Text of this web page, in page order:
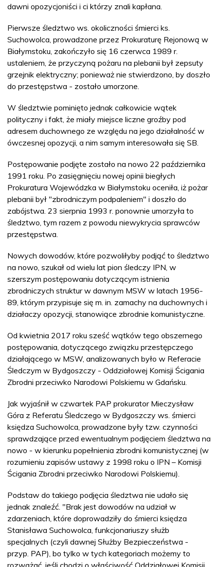
dawni opozycjoniści i ci którzy znali kapłana.
Pierwsze śledztwo ws. okoliczności śmierci ks.
Suchowolca, prowadzone przez Prokuraturę Rejonową w
Białymstoku, zakończyło się 16 czerwca 1989 r.
ustaleniem, że przyczyną pożaru na plebanii był zepsuty
grzejnik elektryczny; ponieważ nie stwierdzono, by doszło
do przestępstwa - zostało umorzone.
W śledztwie pominięto jednak całkowicie wątek
polityczny i fakt, że miały miejsce liczne groźby pod
adresem duchownego ze względu na jego działalność w
ówczesnej opozycji, a nim samym interesowała się SB.
Postępowanie podjęte zostało na nowo 22 października
1991 roku. Po zasięgnięciu nowej opinii biegłych
Prokuratura Wojewódzka w Białymstoku oceniła, iż pożar
plebanii był "zbrodniczym podpaleniem" i doszło do
zabójstwa. 23 sierpnia 1993 r. ponownie umorzyła to
śledztwo, tym razem z powodu niewykrycia sprawców
przestępstwa.
Nowych dowodów, które pozwoliłyby podjąć to śledztwo
na nowo, szukał od wielu lat pion śledczy IPN, w
szerszym postępowaniu dotyczącym istnienia
zbrodniczych struktur w dawnym MSW w latach 1956-
89, którym przypisuje się m. in. zamachy na duchownych i
działaczy opozycji, stanowiące zbrodnie komunistyczne.
Od kwietnia 2017 roku sześć wątków tego obszernego
postępowania, dotyczącego związku przestępczego
działającego w MSW, analizowanych było w Referacie
Śledczym w Bydgoszczy - Oddziałowej Komisji Ścigania
Zbrodni przeciwko Narodowi Polskiemu w Gdańsku.
Jak wyjaśnił w czwartek PAP prokurator Mieczysław
Góra z Referatu Śledczego w Bydgoszczy ws. śmierci
księdza Suchowolca, prowadzone były tzw. czynności
sprawdzające przed ewentualnym podjęciem śledztwa na
nowo - w kierunku popełnienia zbrodni komunistycznej (w
rozumieniu zapisów ustawy z 1998 roku o IPN – Komisji
Ścigania Zbrodni przeciwko Narodowi Polskiemu).
Podstaw do takiego podjęcia śledztwa nie udało się
jednak znaleźć. "Brak jest dowodów na udział w
zdarzeniach, które doprowadziły do śmierci księdza
Stanisława Suchowolca, funkcjonariuszy służb
specjalnych (czyli dawnej Służby Bezpieczeństwa -
przyp. PAP), bo tylko w tych kategoriach możemy to
rozważać, jeśli chodzi o właściwość Oddziałowej Komisji